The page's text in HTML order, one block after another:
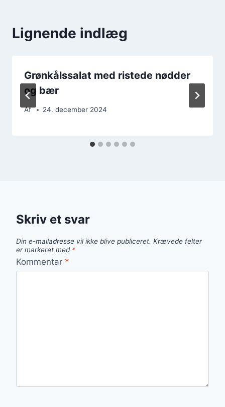
Lignende indlæg
Grønkålssalat med ristede nødder
og bær
Af 24. december 2024
Skriv et svar
Din e-mailadresse vil ikke blive publiceret. Krævede felter
er markeret med *
Kommentar *